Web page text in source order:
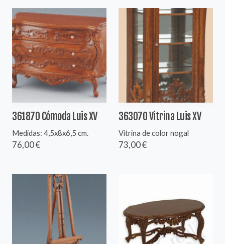
361870 Cómoda Luis XV
Medidas: 4,5x8x6,5 cm.
76,00 €
363070 Vitrina Luis XV
Vitrina de color nogal
73,00 €